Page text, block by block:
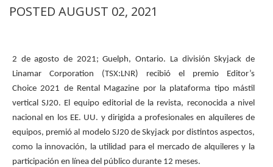
POSTED AUGUST 02, 2021
2 de agosto de 2021; Guelph, Ontario. La división Skyjack de
Linamar Corporation (TSX:LNR) recibió el premio Editor’s
Choice 2021 de Rental Magazine por la plataforma tipo mástil
vertical SJ20. El equipo editorial de la revista, reconocida a nivel
nacional en los EE. UU. y dirigida a profesionales en alquileres de
equipos, premió al modelo SJ20 de Skyjack por distintos aspectos,
como la innovación, la utilidad para el mercado de alquileres y la
participación en línea del público durante 12 meses.